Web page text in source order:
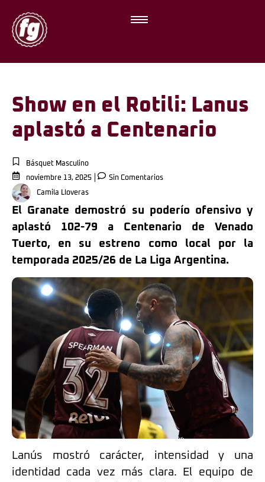
Show en el Rotili: Lanus
aplastó a Centenario
Básquet Masculino
noviembre 13, 2025
Sin Comentarios
Camila Lloveras
El Granate demostró su poderío ofensivo y
aplastó 102-79 a Centenario de Venado
Tuerto, en su estreno como local por la
temporada 2025/26 de La Liga Argentina.
Lanús mostró carácter, intensidad y una
identidad cada vez más clara. El equipo de